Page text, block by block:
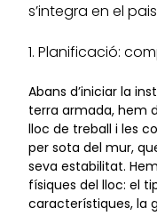
s’integra en el
1. Planificació:
Abans d’iniciar la
terra armada, hem
lloc de treball i les
per sota del mur,
seva estabilitat.
físiques del lloc: el
característiques, la